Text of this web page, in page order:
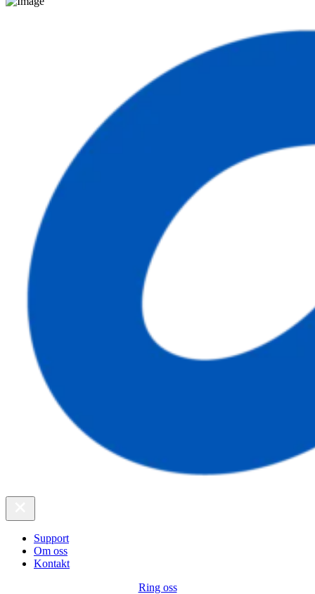
Support
Om oss
Kontakt
Ring oss